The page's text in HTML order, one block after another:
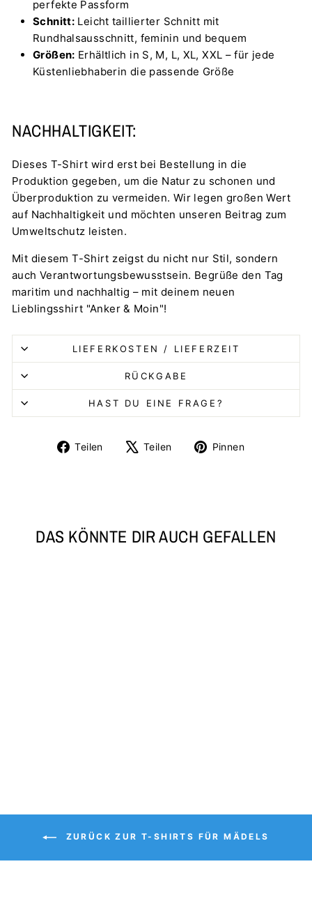
perfekte Passform
Schnitt: Leicht taillierter Schnitt mit
Rundhalsausschnitt, feminin und bequem
Größen: Erhältlich in S, M, L, XL, XXL – für jede
Küstenliebhaberin die passende Größe
NACHHALTIGKEIT:
Dieses T-Shirt wird erst bei Bestellung in die
Produktion gegeben, um die Natur zu schonen und
Überproduktion zu vermeiden. Wir legen großen Wert
auf Nachhaltigkeit und möchten unseren Beitrag zum
Umweltschutz leisten.
Mit diesem T-Shirt zeigst du nicht nur Stil, sondern
auch Verantwortungsbewusstsein. Begrüße den Tag
maritim und nachhaltig – mit deinem neuen
Lieblingsshirt "Anker & Moin"!
LIEFERKOSTEN / LIEFERZEIT
RÜCKGABE
HAST DU EINE FRAGE?
Teilen
Auf
Teilen
Auf
Pinnen
DAS KÖNNTE DIR AUCH GEFALLEN
ZURÜCK ZUR T-SHIRTS FÜR MÄDELS